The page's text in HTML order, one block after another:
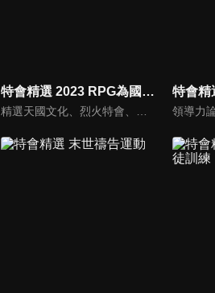
特會精選 2023 RPG為國復興禱告會